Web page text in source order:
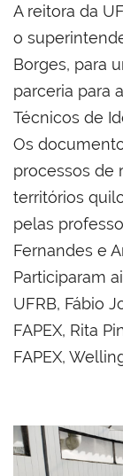
A reitora da
o
Borges, para
parceria para
Técnicos de
Os
processos de
territórios
pelas
Fernandes e
Participaram
UFRB, Fábio
FAPEX, Rita
FAPEX,